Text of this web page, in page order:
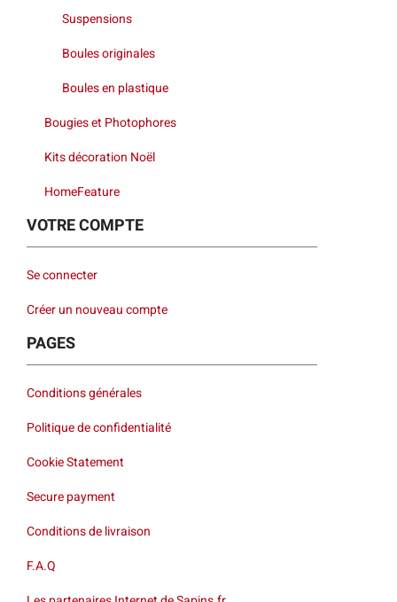
Suspensions
Boules originales
Boules en plastique
Bougies et Photophores
Kits décoration Noël
HomeFeature
VOTRE COMPTE
Se connecter
Créer un nouveau compte
PAGES
Conditions générales
Politique de confidentialité
Cookie Statement
Secure payment
Conditions de livraison
F.A.Q